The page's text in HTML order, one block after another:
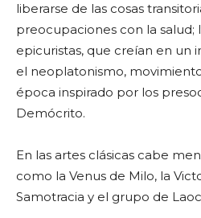
liberarse de las cosas
preocupaciones con la salud;
epicuristas, que creían en un
el neoplatonismo,
época inspirado por los
Demócrito.
En las artes clásicas cabe
como la Venus de Milo, la
Samotracia y el grupo de